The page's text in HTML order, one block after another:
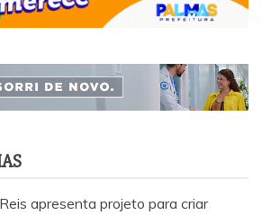
apresenta projeto para criar